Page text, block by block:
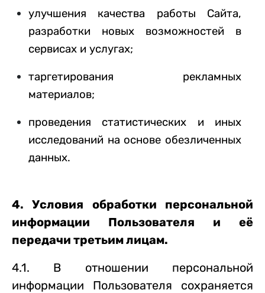
улучшения качества работы Сайта,
разработки новых возможностей в
сервисах и услугах;
таргетирования рекламных
материалов;
проведения статистических и иных
исследований на основе обезличенных
данных.
4. Условия обработки персональной
информации Пользователя и её
передачи третьим лицам.
4.1. В отношении персональной
информации Пользователя сохраняется